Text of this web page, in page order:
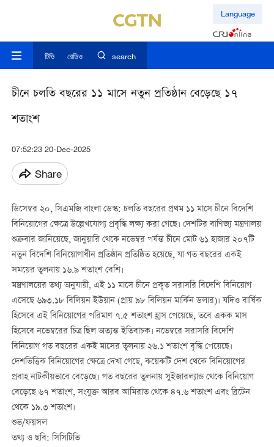
Language
টিভি রেডিও search
চীনে চলতি বছরের ১১ মাসে নতুন প্রতিষ্ঠান বেড়েছে ১৭
শতাংশ
07:52:23 20-Dec-2025
Share
ডিসেম্বর ২০, সিএমজি বাংলা ডেস্ক: চলতি বছরের প্রথম ১১ মাসে চীনে বিদেশি
বিনিয়োগের ক্ষেত্রে উল্লেখযোগ্য প্রবৃদ্ধি লক্ষ্য করা গেছে। দেশটির বাণিজ্য মন্ত্রণালয়
শুক্রবার জানিয়েছে, জানুয়ারি থেকে নভেম্বর পর্যন্ত চীনে মোট ৬১ হাজার ২০৭টি
নতুন বিদেশি বিনিয়োগাধীন প্রতিষ্ঠান প্রতিষ্ঠিত হয়েছে, যা গত বছরের একই
সময়ের তুলনায় ১৬.৯ শতাংশ বেশি।
মন্ত্রণালয়ের তথ্য অনুযায়ী, এই ১১ মাসে চীনে প্রকৃত সরাসরি বিদেশি বিনিয়োগ
এসেছে ৬৯৩.১৮ বিলিয়ন ইউয়ান (প্রায় ৯৮ বিলিয়ন মার্কিন ডলার)। যদিও বার্ষিক
হিসেবে এই বিনিয়োগের পরিমাণ ৭.৫ শতাংশ হ্রাস পেয়েছে, তবে একক মাস
হিসেবে নভেম্বরের চিত্র ছিল অত্যন্ত ইতিবাচক। নভেম্বরে সরাসরি বিদেশি
বিনিয়োগ গত বছরের একই মাসের তুলনায় ২৬.১ শতাংশ বৃদ্ধি পেয়েছে।
দেশভিত্তিক বিনিয়োগের ক্ষেত্রে দেখা গেছে, কয়েকটি দেশ থেকে বিনিয়োগের
প্রবাহ নাটকীয়ভাবে বেড়েছে। গত বছরের তুলনায় সুইজারল্যান্ড থেকে বিনিয়োগ
বেড়েছে ৬৭ শতাংশ, সংযুক্ত আরব আমিরাত থেকে ৪৭.৬ শতাংশ এবং ব্রিটেন
থেকে ১৯.৩ শতাংশ।
শুভ/ফয়সল
তথ্য ও ছবি: সিসিটিভি